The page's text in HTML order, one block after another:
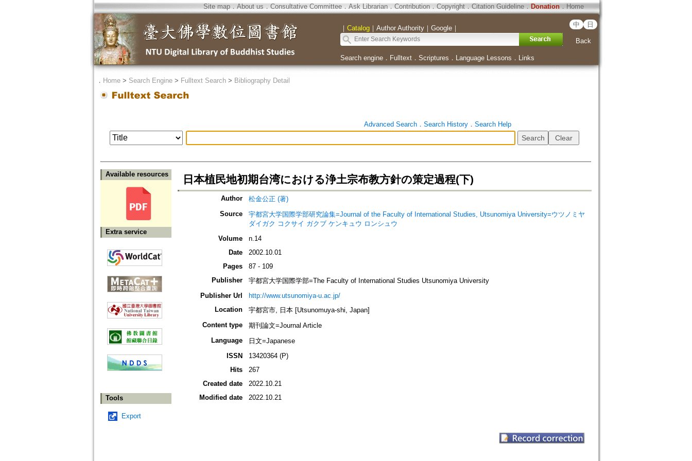
Site map．About us ． Consultative Committee． Ask Librarian． Contribution．Copyright．Citation Guideline． Donation．Home
｜ Catalog｜ Author Authority｜ Google｜ 中 日
Back
Search engine． Fulltext． Scriptures ． Language Lessons ． Links
． Home> Search Engine> Fulltext Search> Bibliography Detail
Advanced Search． Search History． Search Help
Available resources
Extra service
Tools
Export
日本植民地初期台湾における浄土宗布教方針の策定過程(下)
Author
松金公正 (著)
Source
宇都宮大学国際学部研究論集=Journal of the Faculty of International Studies, Utsunomiya University=ウツノミヤ
ダイガク コクサイ ガクブ ケンキュウ ロンシュウ
Volume
n.14
Date
2002.10.01
Pages
87 - 109
Publisher
宇都宮大学国際学部=The Faculty of International Studies Utsunomiya University
Publisher Url
http://www.utsunomiya-u.ac.jp/
Location
宇都宮市, 日本 [Utsunomuya-shi, Japan]
Content type
期刊論文=Journal Article
Language
日文=Japanese
ISSN
13420364 (P)
Hits
267
Created date
2022.10.21
Modified date
2022.10.21